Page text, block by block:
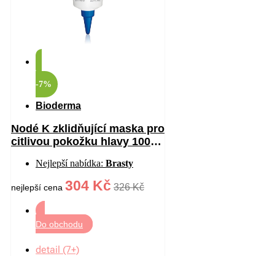
-7%
Bioderma
Nodé K zklidňující maska pro
citlivou pokožku hlavy 100
Nejlepší nabídka: Brasty
nejlepší cena 304 Kč 326 Kč
Do obchodu
detail (7+)